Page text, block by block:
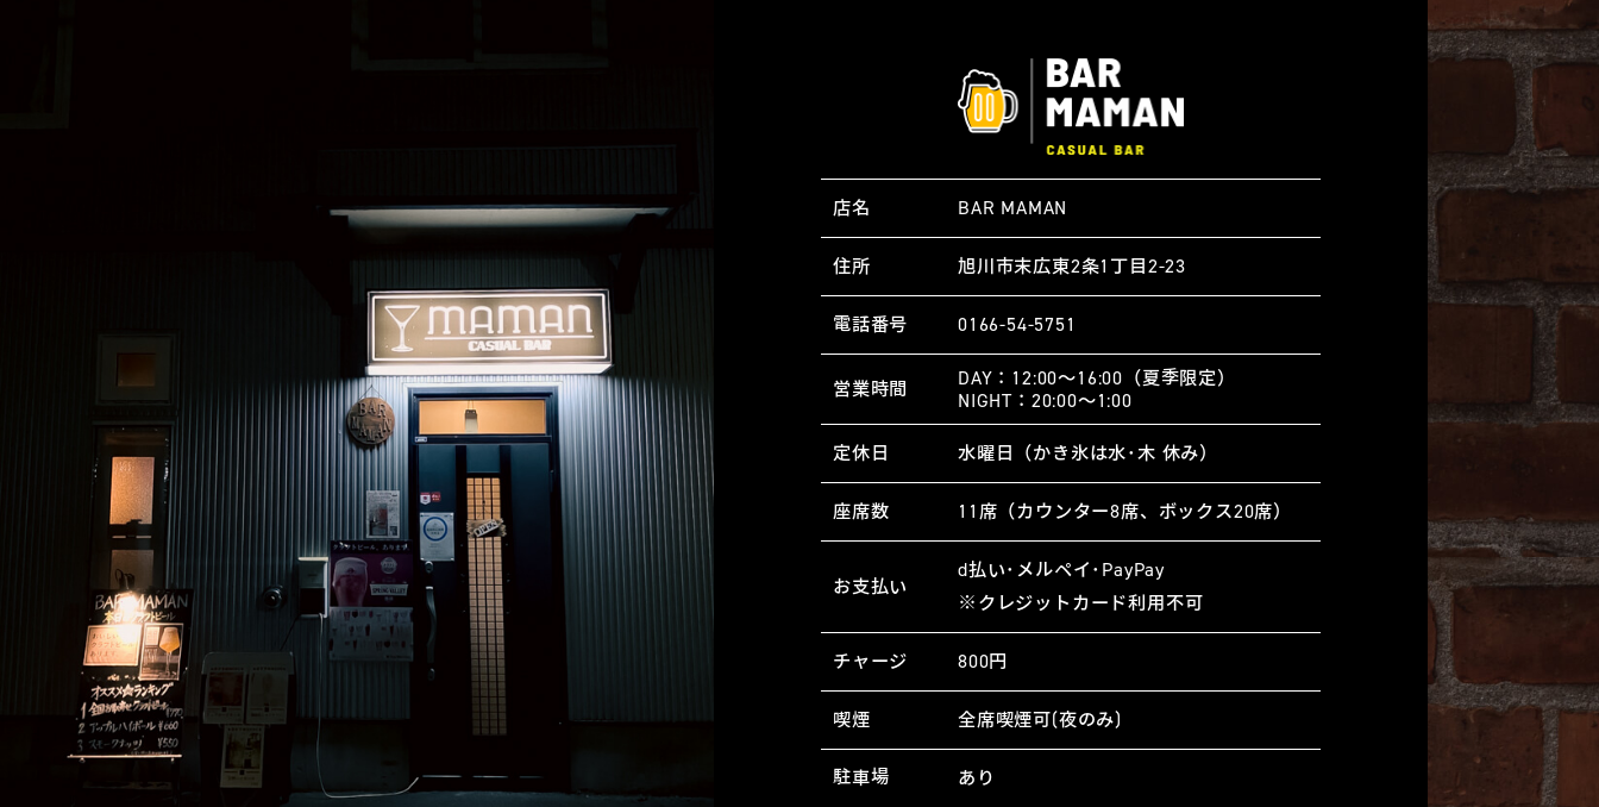
店名 BAR MAMAN
住所 旭川市末広東2条1丁目2-23
電話番号 0166-54-5751
営業時間
DAY：12:00〜16:00（夏季限定）
NIGHT：20:00〜1:00
定休日 水曜日（かき氷は水･木 休み）
座席数 11席（カウンター8席、ボックス20席）
お支払い
d払い･メルペイ･PayPay
※クレジットカード利用不可
チャージ 800円
喫煙 全席喫煙可(夜のみ)
駐車場 あり